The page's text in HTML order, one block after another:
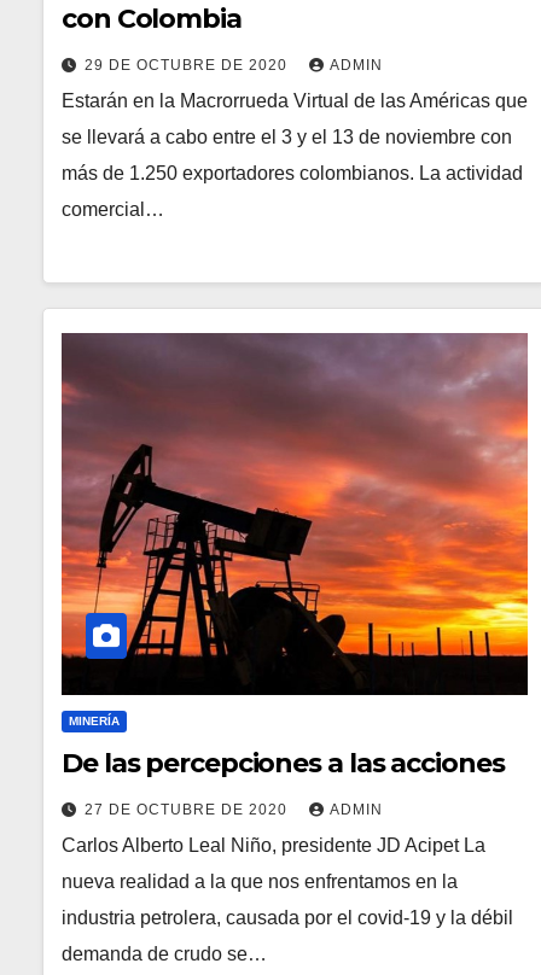
con Colombia
29 DE OCTUBRE DE 2020 ADMIN
Estarán en la Macrorrueda Virtual de las Américas que
se llevará a cabo entre el 3 y el 13 de noviembre con
más de 1.250 exportadores colombianos. La actividad
comercial…
MINERÍA
De las percepciones a las acciones
27 DE OCTUBRE DE 2020 ADMIN
Carlos Alberto Leal Niño, presidente JD Acipet La
nueva realidad a la que nos enfrentamos en la
industria petrolera, causada por el covid-19 y la débil
demanda de crudo se…